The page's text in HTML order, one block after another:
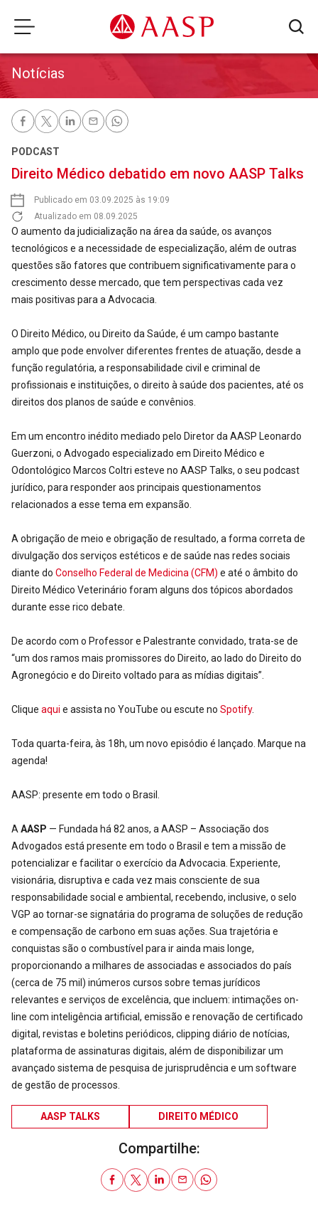
Notícias
PODCAST
Direito Médico debatido em novo AASP Talks
Publicado em 03.09.2025 às 19:09
Atualizado em 08.09.2025
O aumento da judicialização na área da saúde, os avanços
tecnológicos e a necessidade de especialização, além de outras
questões são fatores que contribuem significativamente para o
crescimento desse mercado, que tem perspectivas cada vez
mais positivas para a Advocacia.
O Direito Médico, ou Direito da Saúde, é um campo bastante
amplo que pode envolver diferentes frentes de atuação, desde a
função regulatória, a responsabilidade civil e criminal de
profissionais e instituições, o direito à saúde dos pacientes, até os
direitos dos planos de saúde e convênios.
Em um encontro inédito mediado pelo Diretor da AASP Leonardo
Guerzoni, o Advogado especializado em Direito Médico e
Odontológico Marcos Coltri esteve no AASP Talks, o seu podcast
jurídico, para responder aos principais questionamentos
relacionados a esse tema em expansão.
A obrigação de meio e obrigação de resultado, a forma correta de
divulgação dos serviços estéticos e de saúde nas redes sociais
diante do Conselho Federal de Medicina (CFM) e até o âmbito do
Direito Médico Veterinário foram alguns dos tópicos abordados
durante esse rico debate.
De acordo com o Professor e Palestrante convidado, trata-se de
“um dos ramos mais promissores do Direito, ao lado do Direito do
Agronegócio e do Direito voltado para as mídias digitais”.
Clique aqui e assista no YouTube ou escute no Spotify.
Toda quarta-feira, às 18h, um novo episódio é lançado. Marque na
agenda!
AASP: presente em todo o Brasil.
A AASP — Fundada há 82 anos, a AASP – Associação dos
Advogados está presente em todo o Brasil e tem a missão de
potencializar e facilitar o exercício da Advocacia. Experiente,
visionária, disruptiva e cada vez mais consciente de sua
responsabilidade social e ambiental, recebendo, inclusive, o selo
VGP ao tornar-se signatária do programa de soluções de redução
e compensação de carbono em suas ações. Sua trajetória e
conquistas são o combustível para ir ainda mais longe,
proporcionando a milhares de associadas e associados do país
(cerca de 75 mil) inúmeros cursos sobre temas jurídicos
relevantes e serviços de excelência, que incluem: intimações on-
line com inteligência artificial, emissão e renovação de certificado
digital, revistas e boletins periódicos, clipping diário de notícias,
plataforma de assinaturas digitais, além de disponibilizar um
avançado sistema de pesquisa de jurisprudência e um software
de gestão de processos.
AASP TALKS DIREITO MÉDICO
Compartilhe: